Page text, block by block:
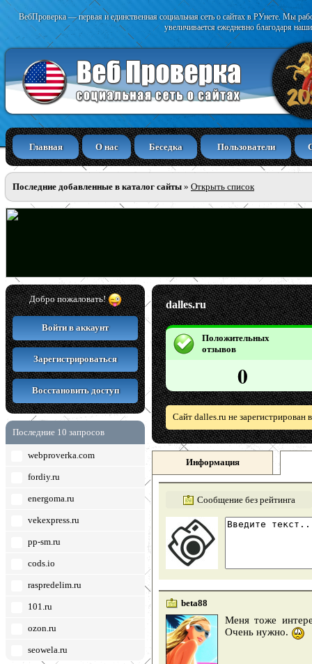
ВебПроверка — первая и единственная социальная сеть о сайтах в РУнете. Мы
увеличивается ежедневно благодаря
Главная О нас Беседка Пользователи
Последние добавленные в каталог сайты » Открыть список
Добро пожаловать!
Войти в аккаунт
Зарегистрироваться
Восстановить доступ
Последние 10 запросов
webproverka.com
fordiy.ru
energoma.ru
vekexpress.ru
pp-sm.ru
cods.io
raspredelim.ru
101.ru
ozon.ru
seowela.ru
dalles.ru
Положительных
отзывов
0
Сайт dalles.ru не зарегистрирован
Информация
Сообщение без рейтинга
beta88
Меня тоже
Очень нужно.